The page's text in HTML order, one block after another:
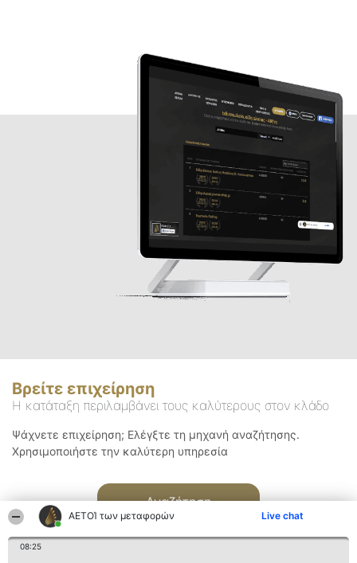
ΑΕΤΟΊ των μεταφορών Live chat
08:25
Βρείτε επιχείρηση
Η κατάταξη περιλαμβάνει τους καλύτερους στον κλάδο
Ψάχνετε επιχείρηση; Ελέγξτε τη μηχανή αναζήτησης.
Χρησιμοποιήστε την καλύτερη υπηρεσία
Αναζήτηση